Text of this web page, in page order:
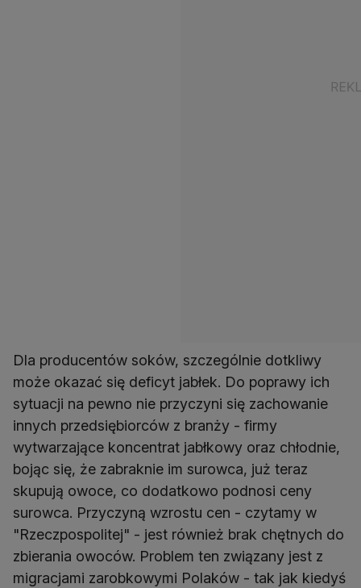
Dla producentów soków, szczególnie dotkliwy
może okazać się deficyt jabłek. Do poprawy ich
sytuacji na pewno nie przyczyni się zachowanie
innych przedsiębiorców z branży - firmy
wytwarzające koncentrat jabłkowy oraz chłodnie,
bojąc się, że zabraknie im surowca, już teraz
skupują owoce, co dodatkowo podnosi ceny
surowca. Przyczyną wzrostu cen - czytamy w
"Rzeczpospolitej" - jest również brak chętnych do
zbierania owoców. Problem ten związany jest z
migracjami zarobkowymi Polaków - tak jak kiedyś